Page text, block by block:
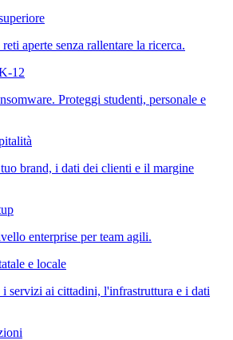
aperte senza rallentare la ricerca.
12
Proteggi studenti, personale e
brand, i dati dei clienti e il margine
enterprise per team agili.
e locale
i servizi ai cittadini, l'infrastruttura e i dati